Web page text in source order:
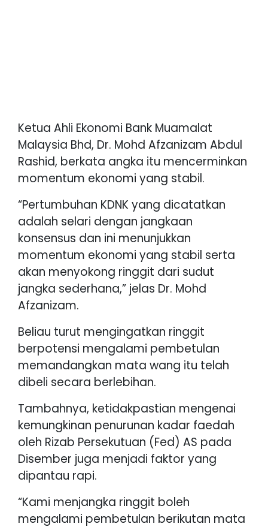
Ketua Ahli Ekonomi Bank Muamalat
Malaysia Bhd, Dr. Mohd Afzanizam Abdul
Rashid, berkata angka itu mencerminkan
momentum ekonomi yang stabil.
“Pertumbuhan KDNK yang dicatatkan
adalah selari dengan jangkaan
konsensus dan ini menunjukkan
momentum ekonomi yang stabil serta
akan menyokong ringgit dari sudut
jangka sederhana,” jelas Dr. Mohd
Afzanizam.
Beliau turut mengingatkan ringgit
berpotensi mengalami pembetulan
memandangkan mata wang itu telah
dibeli secara berlebihan.
Tambahnya, ketidakpastian mengenai
kemungkinan penurunan kadar faedah
oleh Rizab Persekutuan (Fed) AS pada
Disember juga menjadi faktor yang
dipantau rapi.
“Kami menjangka ringgit boleh
mengalami pembetulan berikutan mata